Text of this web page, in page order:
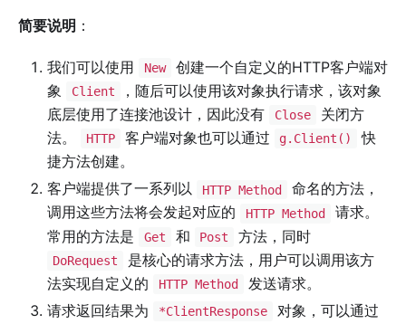
简要说明 ：
我们可以使用 New
创建一个自定义的HTTP客户端对
象
Client
，随后可以使用该对象执行请求，该对象
底层使用了连接池设计，因此没有
Close
关闭方
法。
HTTP 客户端对象也可以通过 g.Client()
快
捷方法创建。
客户端提供了一系列以
HTTP Method
命名的方法，
调用这些方法将会发起对应的
HTTP Method
请求。
常用的方法是
Get 和 Post 方法，同时
DoRequest
是核心的请求方法，用户可以调用该方
法实现自定义的
HTTP Method
发送请求。
请求返回结果为
*ClientResponse
对象，可以通过